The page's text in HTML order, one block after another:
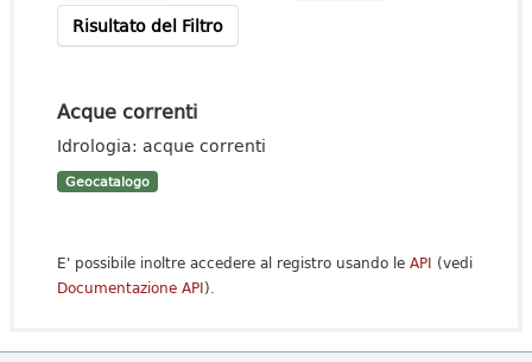
Risultato del Filtro
Acque correnti
Idrologia: acque correnti
Geocatalogo
E' possibile inoltre accedere al registro usando le API (vedi
Documentazione API).